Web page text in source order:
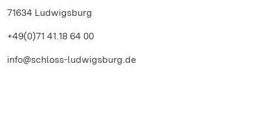
71634 Ludwigsburg
+49(0)71 41.18 64 00
info@schloss-ludwigsburg.de